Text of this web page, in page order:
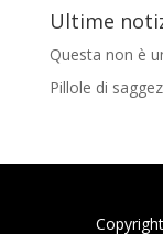
Ultime
Questa non è
Pillole di